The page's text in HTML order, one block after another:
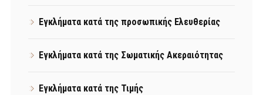
Εγκλήματα κατά της προσωπικής Ελευθερίας
Εγκλήματα κατά της Σωματικής Ακεραιότητας
Εγκλήματα κατά της Τιμής